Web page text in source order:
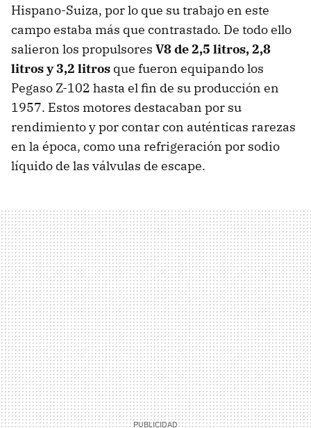
Hispano-Suiza, por lo que su trabajo en este
campo estaba más que contrastado. De todo ello
salieron los propulsores V8 de 2,5 litros, 2,8
litros y 3,2 litros que fueron equipando los
Pegaso Z-102 hasta el fin de su producción en
1957. Estos motores destacaban por su
rendimiento y por contar con auténticas rarezas
en la época, como una refrigeración por sodio
líquido de las válvulas de escape.